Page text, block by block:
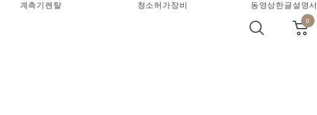
계측기렌탈 청소허가장비 동영상한글설명
0